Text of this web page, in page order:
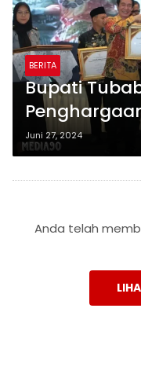
BERITA
Bupati
Sadar
Juni 27, 2024
Anda telah